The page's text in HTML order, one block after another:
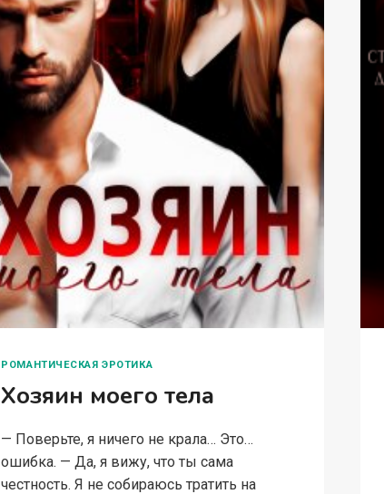
РОМАНТИЧЕСКАЯ ЭРОТИКА
Хозяин моего тела
— Поверьте, я ничего не крала… Это…
ошибка. — Да, я вижу, что ты сама
честность. Я не собираюсь тратить на